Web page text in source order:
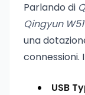
Parlando di
Qingyun
una
connessioni.
USB